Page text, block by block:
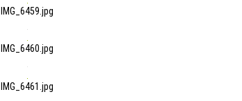
IMG_6459.jpg
IMG_6460.jpg
IMG_6461.jpg